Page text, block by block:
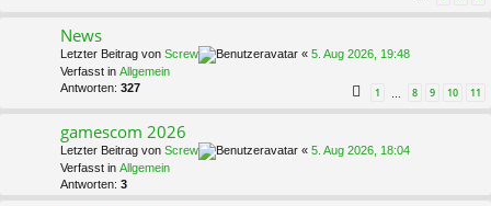
News
Letzter Beitrag von Screw « 5. Aug 2026, 19:48
Verfasst in Allgemein
Antworten: 327 1 … 8 9 10 11
gamescom 2026
Letzter Beitrag von Screw « 5. Aug 2026, 18:04
Verfasst in Allgemein
Antworten: 3